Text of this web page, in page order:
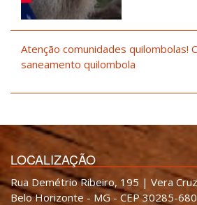
Atenção comunidades quilombolas!
saneamento quilombola
LOCALIZAÇÃO
Rua Demétrio Ribeiro, 195 | Vera Cruz
Belo Horizonte - MG - CEP 30285-680